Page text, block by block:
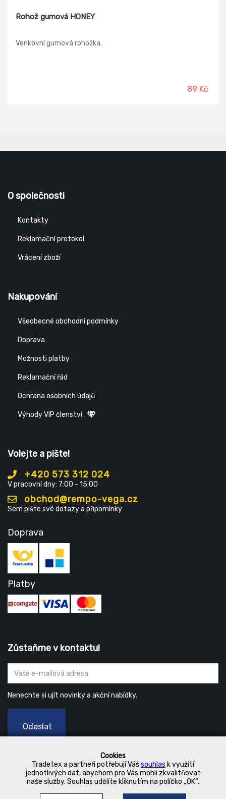
Cookies
Tradetex a partneři potřebují Vášsouhlas k využití
jednotlivých dat, abychom pro Vás mohli zkvalitňovat
naše služby. Souhlas udělíte kliknutím na políčko „OK“.
Rohož gumová HONEY
Venkovní gumová rohožka.
89 Kč
O společnosti
Kontakty
Reklamační protokol
Vrácení zboží
Nakupování
Všeobecné obchodní podmínky
Doprava
Možnosti platby
Reklamační řád
Ochrana osobních údajů
Výhody VIP členství
Volejte a pište!
+420 573 312 024
V pracovní dny: 7:00 - 15:00
obchod@rempo-vega.cz
Sem pište své dotazy a připomínky
Doprava
Platby
Zůstaňme v kontaktu!
Nenechte si ujít novinky a akční nabídky.
Odeslat